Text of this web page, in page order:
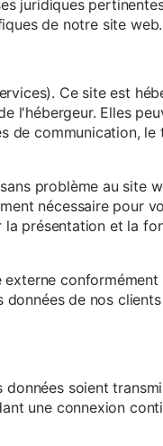
juridiques
de notre site web.
Ce site est
l'hébergeur. Elles
de communication,
problème au site
nécessaire pour
présentation et la
conformément
de nos
soient
une connexion